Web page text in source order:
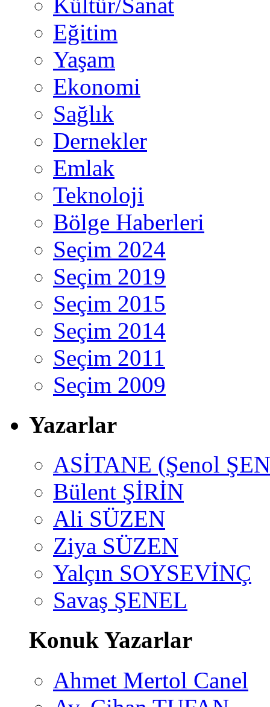
Eğitim
Yaşam
Ekonomi
Sağlık
Dernekler
Emlak
Teknoloji
Bölge Haberleri
Seçim 2024
Seçim 2019
Seçim 2015
Seçim 2014
Seçim 2011
Seçim 2009
Yazarlar
ASİTANE (Şenol
Bülent ŞİRİN
Ali SÜZEN
Ziya SÜZEN
Yalçın SOYSEVİNÇ
Savaş ŞENEL
Konuk Yazarlar
Ahmet Mertol Canel